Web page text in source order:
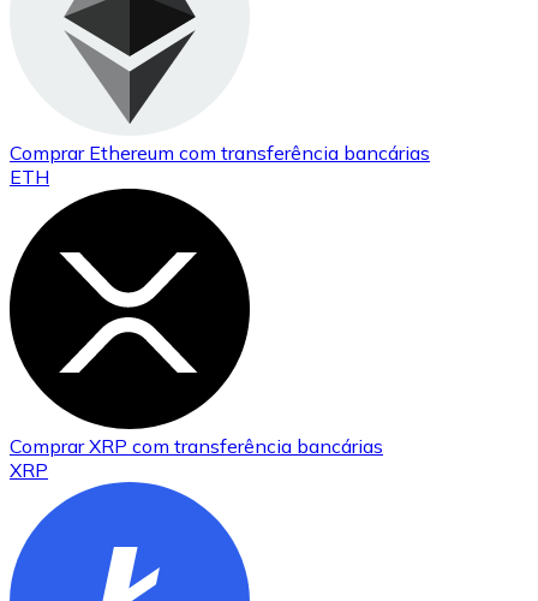
Comprar Ethereum com transferência bancárias
ETH
ComprarXRP com transferência bancárias
XRP